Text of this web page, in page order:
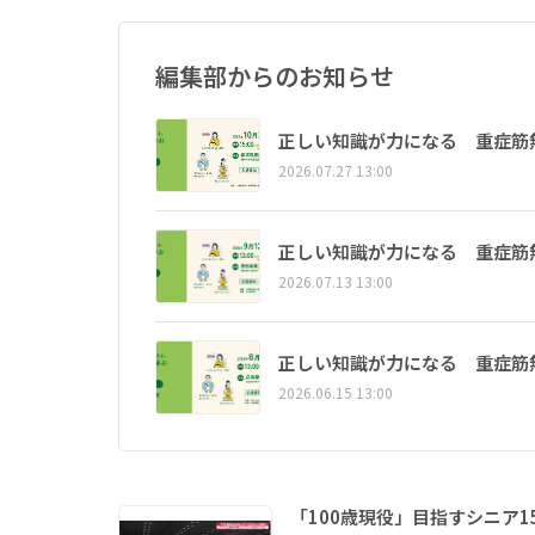
編集部からのお知らせ
正しい知識が力になる 重症筋
2026.07.27 13:00
正しい知識が力になる 重症筋
2026.07.13 13:00
正しい知識が力になる 重症筋
2026.06.15 13:00
「100歳現役」目指すシニ